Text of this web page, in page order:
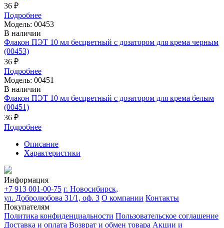
36 ₽
Подробнее
Модель: 00453
В наличии
Флакон ПЭТ 10 мл бесцветный с дозатором для крема черным
(00453)
36 ₽
Подробнее
Модель: 00451
В наличии
Флакон ПЭТ 10 мл бесцветный с дозатором для крема белым
(00451)
36 ₽
Подробнее
Описание
Характеристики
Информация
+7 913 001-00-75 г. Новосибирск,
ул. Добролюбова 31/1, оф. 3 О компании Контакты
Покупателям
Политика конфиденциальности Пользовательское соглашение
Доставка и оплата Возврат и обмен товара Акции и